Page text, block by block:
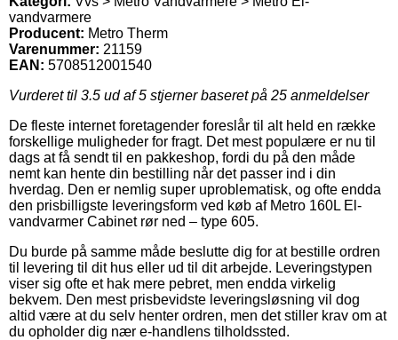
vandvarmere
Producent: Metro Therm
Varenummer: 21159
EAN: 5708512001540
Vurderet til 3.5 ud af 5 stjerner baseret på 25 anmeldelser
De fleste internet foretagender foreslår til alt held en række
forskellige muligheder for fragt. Det mest populære er nu til
dags at få sendt til en pakkeshop, fordi du på den måde
nemt kan hente din bestilling når det passer ind i din
hverdag. Den er nemlig super uproblematisk, og ofte endda
den prisbilligste leveringsform ved køb af Metro 160L El-
vandvarmer Cabinet rør ned – type 605.
Du burde på samme måde beslutte dig for at bestille ordren
til levering til dit hus eller ud til dit arbejde. Leveringstypen
viser sig ofte et hak mere pebret, men endda virkelig
bekvem. Den mest prisbevidste leveringsløsning vil dog
altid være at du selv henter ordren, men det stiller krav om at
du opholder dig nær e-handlens tilholdssted.